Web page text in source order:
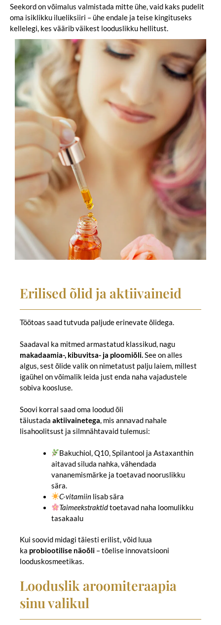
Seekord on võimalus valmistada mitte ühe, vaid kaks pudelit
oma isiklikku ilueliksiiri – ühe endale ja teise kingituseks
kellelegi, kes väärib väikest looduslikku hellitust.
Erilised õlid ja aktiivaineid
Töötoas saad tutvuda paljude erinevate õlidega.
Saadaval ka mitmed armastatud klassikud, nagu
makadaamia-, kibuvitsa- ja ploomiõli.See on alles
algus, sest õlide valik on nimetatust palju laiem, millest
igaühel on võimalik leida just enda naha vajadustele
sobiva koosluse.
Soovi korral saad oma loodud õli
täiustada aktiivainetega, mis annavad nahale
lisahoolitsust ja silmnähtavaid tulemusi:
Bakuchiol, Q10, Spilantool ja Astaxanthin
aitavad siluda nahka, vähendada
vananemismärke ja toetavad nooruslikku
sära.
C-vitamiin lisab sära
Taimeekstraktidtoetavad naha loomulikku
tasakaalu
Kui soovid midagi täiesti erilist, võid luua
ka probiootilise näoõli – tõelise innovatsiooni
looduskosmeetikas.
Looduslik aroomiteraapia
sinu valikul